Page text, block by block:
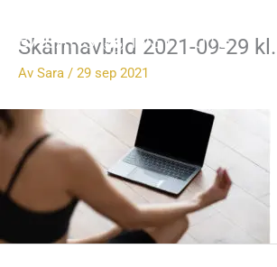
innehåll
Skärmavbild 2021-09-29
Av Sara / 29 sep 2021